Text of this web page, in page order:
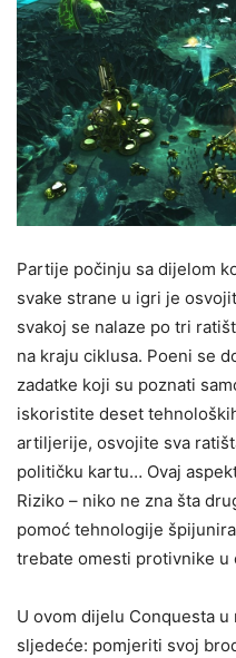
Partije počinju sa dijelom
svake strane u igri je
svakoj se nalaze po tri
na kraju ciklusa. Poeni se
zadatke koji su poznati
iskoristite deset
artiljerije, osvojite sva
političku kartu… Ovaj
Riziko – niko ne zna šta
pomoć tehnologije
trebate omesti protivnike u
U ovom dijelu Conquesta
sljedeće: pomjeriti svoj